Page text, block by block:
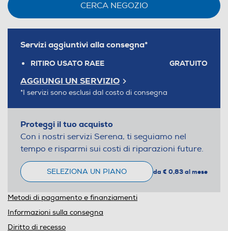
CERCA NEGOZIO
Servizi aggiuntivi alla consegna*
RITIRO USATO RAEE GRATUITO
AGGIUNGI UN SERVIZIO
*I servizi sono esclusi dal costo di consegna
Proteggi il tuo acquisto
Con i nostri servizi Serena, ti seguiamo nel
tempo e risparmi sui costi di riparazioni future.
SELEZIONA UN PIANO da € 0,83 al mese
Metodi di pagamento e finanziamenti
Informazioni sulla consegna
Diritto di recesso